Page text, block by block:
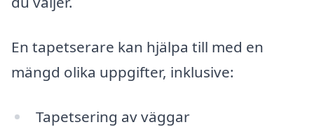
En tapetserare kan hjälpa till med en
mängd olika uppgifter, inklusive:
Tapetsering av väggar